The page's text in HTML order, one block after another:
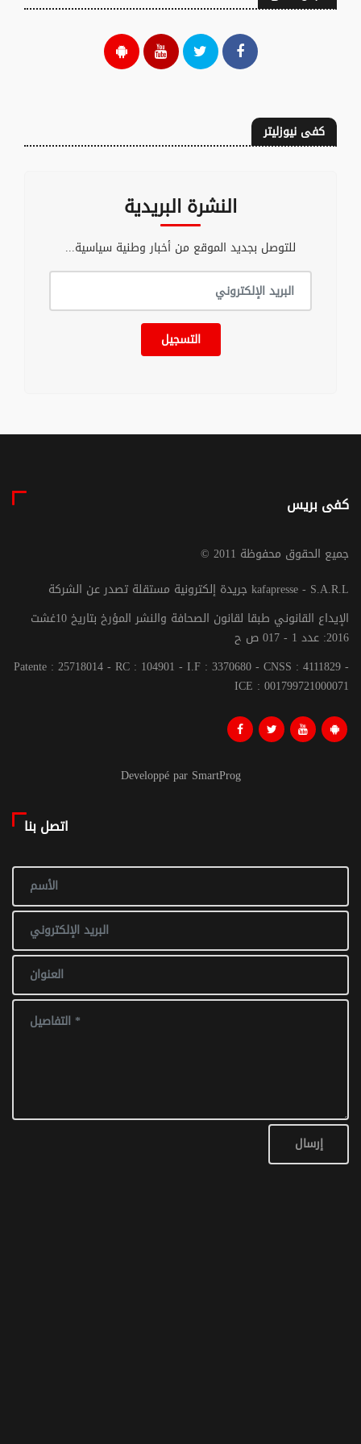
كفى نيوزليتر
النشرة البريدية
للتوصل بجديد الموقع من أخبار وطنية سياسية...
التسجيل
كفى بريس
© جميع الحقوق محفوظة 2011
جريدة إلكترونية مستقلة تصدر عن الشركة kafapresse - S.A.R.L
الإيداع القانوني طبقا لقانون الصحافة والنشر المؤرخ بتاريخ 10غشت
2016: عدد 1 - 017 ص ح
Patente : 25718014 - RC : 104901 - I.F : 3370680 - CNSS : 4111829 -
ICE : 001799721000071
Developpé par SmartProg
اتصل بنا